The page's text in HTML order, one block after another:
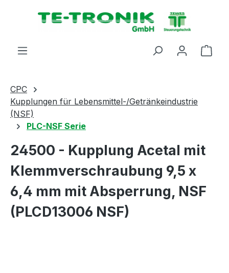
springen
CPC
Kupplungen für Lebensmittel-/Getränkeindustrie
(NSF)
PLC-NSF Serie
24500 - Kupplung Acetal mit
Klemmverschraubung 9,5 x
6,4 mm mit Absperrung, NSF
(PLCD13006 NSF)